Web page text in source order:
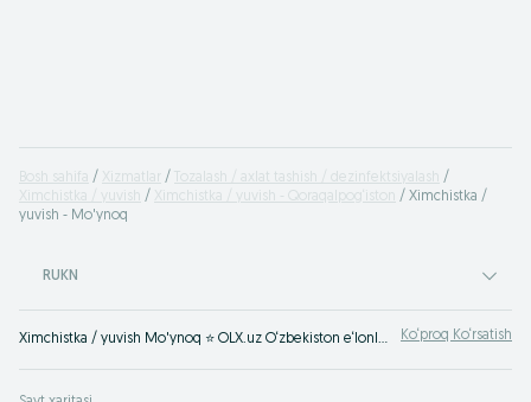
Bosh sahifa Xizmatlar
Tozalash / axlat tashish / dezinfektsiyalash
Ximchistka / yuvish
Ximchistka / yuvish - Qoraqalpog‘iston
Ximchistka /
yuvish - Mo'ynoq
RUKN
Ximchistka / yuvish Mo'ynoq ⭐ OLX.uz O‘zbekiston e‘lonlar taxtasida tez va oson xizmatni topish yoki ko‘rsatish mumkin ✔️ Eng yaxshi xizmatni OLX.uzda toping! Ko‘proq Ko‘rsatish